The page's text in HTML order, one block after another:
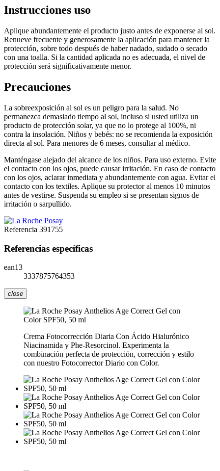
Instrucciones uso
Aplique abundantemente el producto justo antes de exponerse al sol.
Renueve frecuente y generosamente la aplicación para mantener la
protección, sobre todo después de haber nadado, sudado o secado
con una toalla. Si la cantidad aplicada no es adecuada, el nivel de
protección será significativamente menor.
Precauciones
La sobreexposición al sol es un peligro para la salud. No
permanezca demasiado tiempo al sol, incluso si usted utiliza un
producto de protección solar, ya que no lo protege al 100%, ni
contra la insolación. Niños y bebés: no se recomienda la exposición
directa al sol. Para menores de 6 meses, consultar al médico.
Manténgase alejado del alcance de los niños. Para uso externo. Evite
el contacto con los ojos, puede causar irritación. En caso de contacto
con los ojos, aclarar inmediata y abundantemente con agua. Evitar el
contacto con los textiles. Aplique su protector al menos 10 minutos
antes de vestirse. Suspenda su empleo si se presentan signos de
irritación o sarpullido.
Referencia 391755
Referencias específicas
ean13
3337875764353
close
Crema Fotocorrección Diaria Con Ácido Hialurónico
Niacinamida y Phe-Resorcinol. Experimenta la
combinación perfecta de protección, corrección y estilo
con nuestro Fotocorrector Diario con Color.